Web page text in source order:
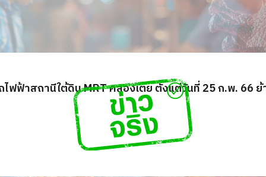
าสถานีใต้ดิน MRT คลองเตย ตั้งแต่วันที่ 25 ก.พ. 66 ย้า